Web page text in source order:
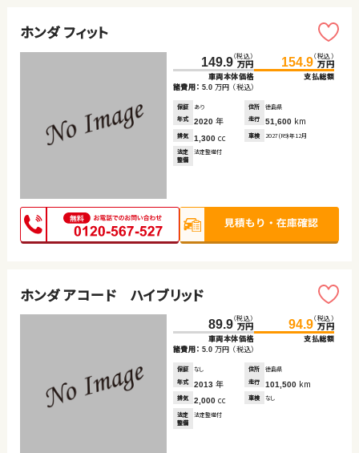
ホンダ フィット
149.9（税込）
万円
車両本体価格
154.9（税込）
万円
支払総額
諸費用： 5.0 万円 （税込）
保証 あり 住所
徳島県
年式
2020 年 走行 51,600 km
排気 1,300 cc 車検 2027(R9)年12月
法定
整備
法定整備付
ホンダ アコード ハイブリッド
89.9（税込）
万円
車両本体価格
94.9（税込）
万円
支払総額
諸費用： 5.0 万円 （税込）
保証 なし 住所
徳島県
年式
2013 年 走行 101,500 km
排気 2,000 cc 車検 なし
法定
整備
法定整備付